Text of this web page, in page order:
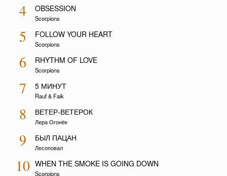
4 OBSESSION
Scorpions
5 FOLLOW YOUR HEART
Scorpions
6 RHYTHM OF LOVE
Scorpions
7 5 МИНУТ
Rauf & Faik
8 ВЕТЕР-ВЕТЕРОК
Лера Огонёк
9 БЫЛ ПАЦАН
Лесоповал
10 WHEN THE SMOKE IS GOING DOWN
Scorpions